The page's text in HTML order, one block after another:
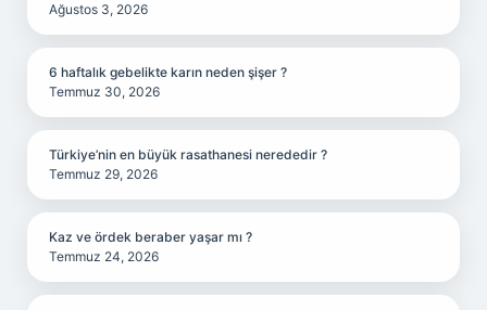
Ağustos 3, 2026
6 haftalık gebelikte karın neden şişer ?
Temmuz 30, 2026
Türkiye’nin en büyük rasathanesi nerededir ?
Temmuz 29, 2026
Kaz ve ördek beraber yaşar mı ?
Temmuz 24, 2026